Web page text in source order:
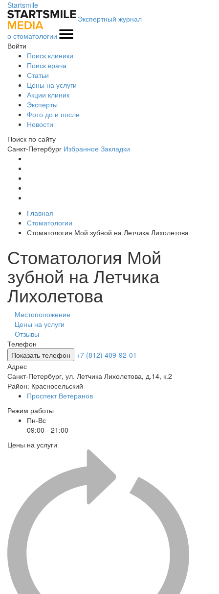
Startsmile
Экспертный журнал
о стоматологии
Войти
Поиск клиники
Поиск врача
Статьи
Цены на услуги
Акции клиник
Эксперты
Фото до и после
Новости
Поиск по сайту
Санкт-Петербург Избранное Закладки
Главная
Стоматологии
Стоматология Мой зубной на Летчика Лихолетова
Стоматология Мой
зубной на Летчика
Лихолетова
Местоположение
Цены на услуги
Отзывы
Телефон
Показать телефон
+7 (812) 409-92-01
Адрес
Санкт-Петербург, ул. Летчика Лихолетова, д.14, к.2
Район: Красносельский
Проспект Ветеранов
Режим работы
Пн-Вс
09:00 - 21:00
Цены на услуги